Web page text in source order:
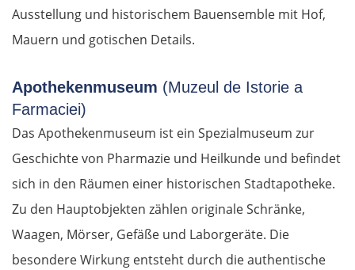
Ausstellung und historischem Bauensemble mit Hof,
Mauern und gotischen Details.
Apothekenmuseum (Muzeul de Istorie a
Farmaciei)
Das Apothekenmuseum ist ein Spezialmuseum zur
Geschichte von Pharmazie und Heilkunde und befindet
sich in den Räumen einer historischen Stadtapotheke.
Zu den Hauptobjekten zählen originale Schränke,
Waagen, Mörser, Gefäße und Laborgeräte. Die
besondere Wirkung entsteht durch die authentische